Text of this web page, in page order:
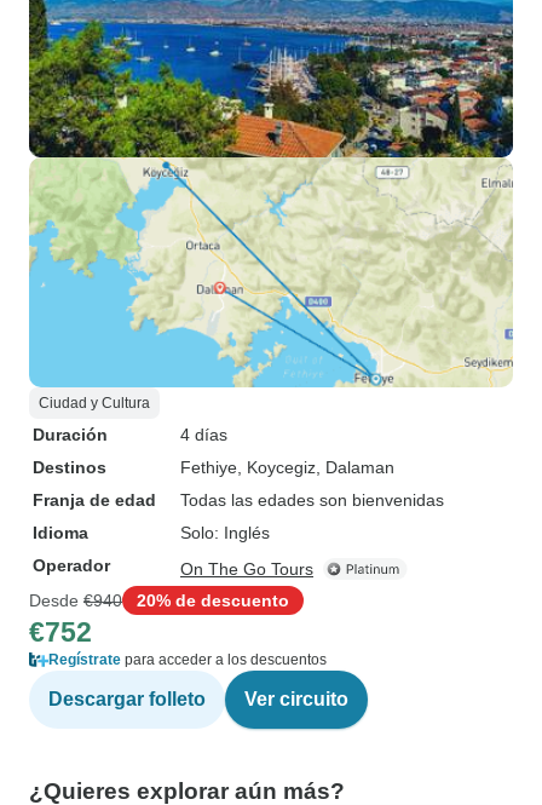
Ciudad y Cultura
Duración
4 días
Destinos
Fethiye , Koycegiz , Dalaman
Franja de edad
Todas las edades son bienvenidas
Idioma
Solo: Inglés
Operador
On The Go Tours
Desde €940 20% de descuento
€752
Regístrate para acceder a los descuentos
Descargar folleto Ver circuito
¿Quieres explorar aún más?